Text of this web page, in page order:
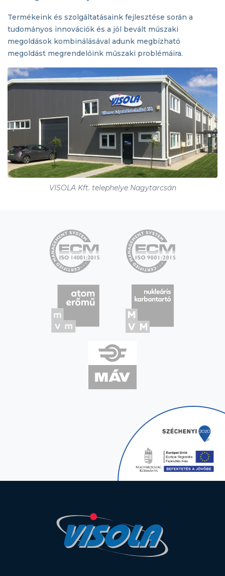
Termékeink és szolgáltatásaink fejlesztése során a
tudományos innovációk és a jól bevált műszaki
megoldások kombinálásával adunk megbízható
megoldást megrendelőink műszaki problémáira.
VISOLA Kft. telephelye Nagytarcsán